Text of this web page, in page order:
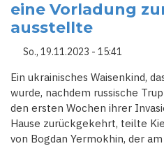
NACH
ENTFÜHRUNG
eine Vorladung
ausstellte
So., 19.11.2023 - 15:41
Ein ukrainisches Waisenkind,
wurde, nachdem russische
den ersten Wochen ihrer
Hause zurückgekehrt, teilte
von Bogdan Yermokhin, der